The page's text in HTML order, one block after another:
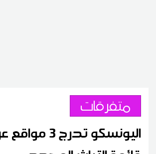
متفرقات
اليونسكو تدرج